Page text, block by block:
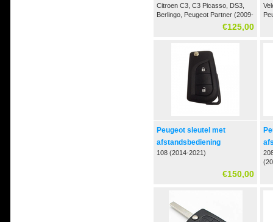
Citroen C3, C3 Picasso, DS3,
Berlingo, Peugeot Partner (2009-
€125,00
Peugeot sleutel met
afstandsbediening
108 (2014-2021)
€150,00